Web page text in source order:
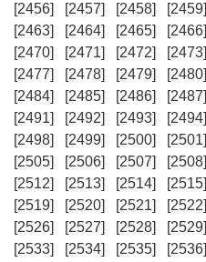
[2456]
[2457] [2458] [2459]
[2463]
[2464] [2465] [2466]
[2470]
[2471] [2472] [2473]
[2477]
[2478] [2479] [2480]
[2484]
[2485] [2486] [2487]
[2491]
[2492] [2493] [2494]
[2498]
[2499] [2500] [2501]
[2505]
[2506] [2507] [2508]
[2512]
[2513] [2514] [2515]
[2519]
[2520] [2521] [2522]
[2526]
[2527] [2528] [2529]
[2533]
[2534] [2535] [2536]